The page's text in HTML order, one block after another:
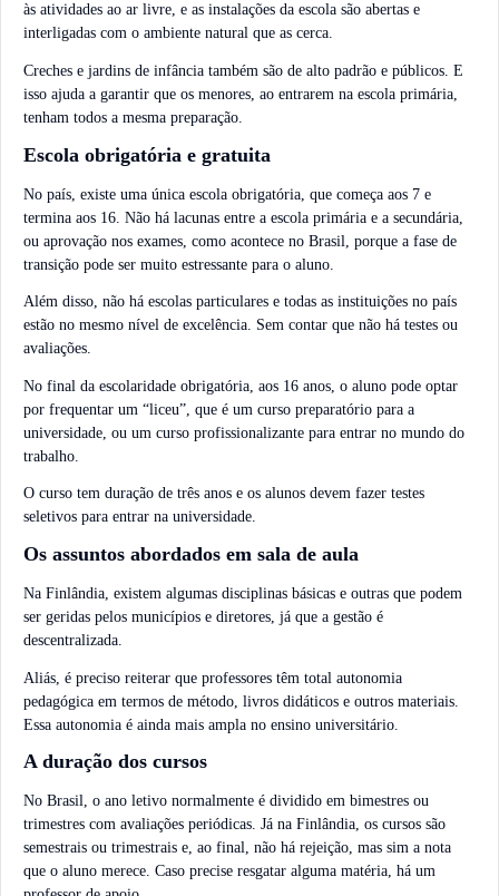
às atividades ao ar livre, e as instalações da escola são abertas e
interligadas com o ambiente natural que as cerca.
Creches e jardins de infância também são de alto padrão e públicos. E
isso ajuda a garantir que os menores, ao entrarem na escola primária,
tenham todos a mesma preparação.
Escola obrigatória e gratuita
No país, existe uma única escola obrigatória, que começa aos 7 e
termina aos 16. Não há lacunas entre a escola primária e a secundária,
ou aprovação nos exames, como acontece no Brasil, porque a fase de
transição pode ser muito estressante para o aluno.
Além disso, não há escolas particulares e todas as instituições no país
estão no mesmo nível de excelência. Sem contar que não há testes ou
avaliações.
No final da escolaridade obrigatória, aos 16 anos, o aluno pode optar
por frequentar um “liceu”, que é um curso preparatório para a
universidade, ou um curso profissionalizante para entrar no mundo do
trabalho.
O curso tem duração de três anos e os alunos devem fazer testes
seletivos para entrar na universidade.
Os assuntos abordados em sala de aula
Na Finlândia, existem algumas disciplinas básicas e outras que podem
ser geridas pelos municípios e diretores, já que a gestão é
descentralizada.
Aliás, é preciso reiterar que professores têm total autonomia
pedagógica em termos de método, livros didáticos e outros materiais.
Essa autonomia é ainda mais ampla no ensino universitário.
A duração dos cursos
No Brasil, o ano letivo normalmente é dividido em bimestres ou
trimestres com avaliações periódicas. Já na Finlândia, os cursos são
semestrais ou trimestrais e, ao final, não há rejeição, mas sim a nota
que o aluno merece. Caso precise resgatar alguma matéria, há um